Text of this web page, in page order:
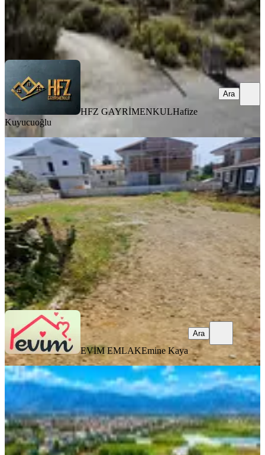
HFZ GAYRİMENKULHafize Kuyucuoğlu
HFZ GAYRİMENKULHafize
Kuyucuoğlu
Ara
Çiftlik Mh.442 M2 İmarlı Satılık Arsa
Fethiye, Çiftlik Mahallesi
442 m²·33.937/m²·15.07.2025
15.000.000 ₺
EVİM EMLAKEmine Kaya
Ara
EVİM EMLAKEmine Kaya
Ara
🔥 Fethiye Karaçulha’da
Kaçırılmayacak Fırsat! 🔥
Fethiye, Karaçulha Mahallesi
421 m²·38.005/m²·16.07.2026